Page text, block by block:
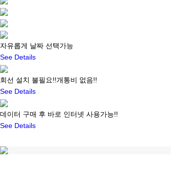
자유롭게 날짜 선택가능
See Details
회선 설치 불필요!!개통비 없음!!
See Details
데이터 구매 후 바로 인터넷 사용가능!!
See Details